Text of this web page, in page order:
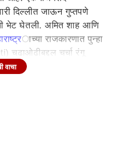
दिल्लीत जाऊन गुप्तपणे
भेट घेतली. अमित शाह आणि
ाच्या राजकारणात पुन्हा
चढाओढीबद्दल चर्चा रंगू
अलीकडच्या काळातील
वाचा